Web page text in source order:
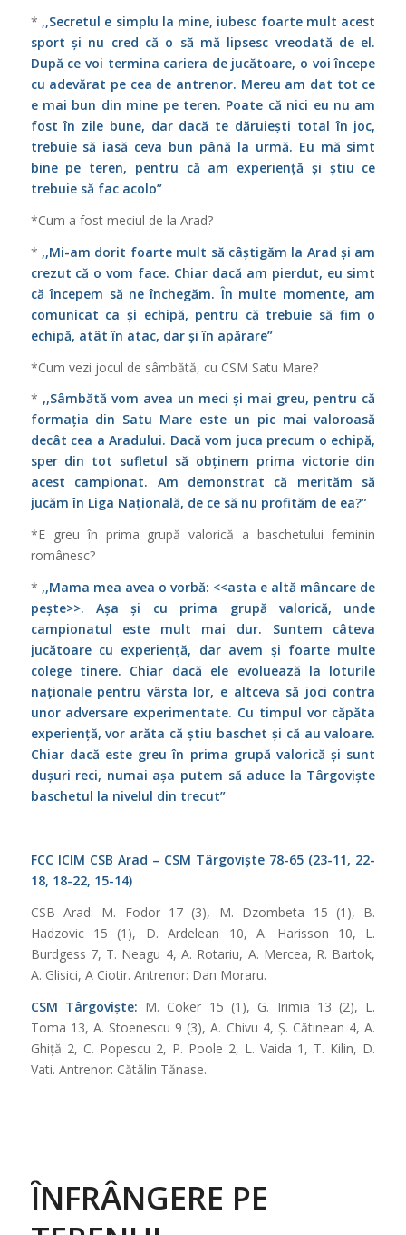
* ,,Secretul e simplu la mine, iubesc foarte mult acest
sport și nu cred că o să mă lipsesc vreodată de el.
După ce voi termina cariera de jucătoare, o voi începe
cu adevărat pe cea de antrenor. Mereu am dat tot ce
e mai bun din mine pe teren. Poate că nici eu nu am
fost în zile bune, dar dacă te dăruiești total în joc,
trebuie să iasă ceva bun până la urmă. Eu mă simt
bine pe teren, pentru că am experiență și știu ce
trebuie să fac acolo”
*Cum a fost meciul de la Arad?
* ,,Mi-am dorit foarte mult să câștigăm la Arad și am
crezut că o vom face. Chiar dacă am pierdut, eu simt
că începem să ne închegăm. În multe momente, am
comunicat ca și echipă, pentru că trebuie să fim o
echipă, atât în atac, dar și în apărare”
*Cum vezi jocul de sâmbătă, cu CSM Satu Mare?
* ,,Sâmbătă vom avea un meci și mai greu, pentru că
formația din Satu Mare este un pic mai valoroasă
decât cea a Aradului. Dacă vom juca precum o echipă,
sper din tot sufletul să obținem prima victorie din
acest campionat. Am demonstrat că merităm să
jucăm în Liga Națională, de ce să nu profităm de ea?”
*E greu în prima grupă valorică a baschetului feminin
românesc?
* ,,Mama mea avea o vorbă: <<asta e altă mâncare de
pește>>. Așa și cu prima grupă valorică, unde
campionatul este mult mai dur. Suntem câteva
jucătoare cu experiență, dar avem și foarte multe
colege tinere. Chiar dacă ele evoluează la loturile
naționale pentru vârsta lor, e altceva să joci contra
unor adversare experimentate. Cu timpul vor căpăta
experiență, vor arăta că știu baschet și că au valoare.
Chiar dacă este greu în prima grupă valorică și sunt
dușuri reci, numai așa putem să aduce la Târgoviște
baschetul la nivelul din trecut”
FCC ICIM CSB Arad – CSM Târgoviște 78-65 (23-11, 22-
18, 18-22, 15-14)
CSB Arad: M. Fodor 17 (3), M. Dzombeta 15 (1), B.
Hadzovic 15 (1), D. Ardelean 10, A. Harisson 10, L.
Burdgess 7, T. Neagu 4, A. Rotariu, A. Mercea, R. Bartok,
A. Glisici, A Ciotir. Antrenor: Dan Moraru.
CSM Târgoviște: M. Coker 15 (1), G. Irimia 13 (2), L.
Toma 13, A. Stoenescu 9 (3), A. Chivu 4, Ș. Cătinean 4, A.
Ghiță 2, C. Popescu 2, P. Poole 2, L. Vaida 1, T. Kilin, D.
Vati. Antrenor: Cătălin Tănase.
ÎNFRÂNGERE PE